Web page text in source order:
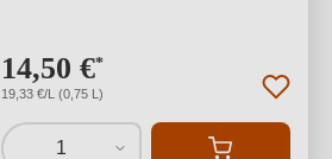
14,50 €*
19,33 €/L (0,75 L)
1